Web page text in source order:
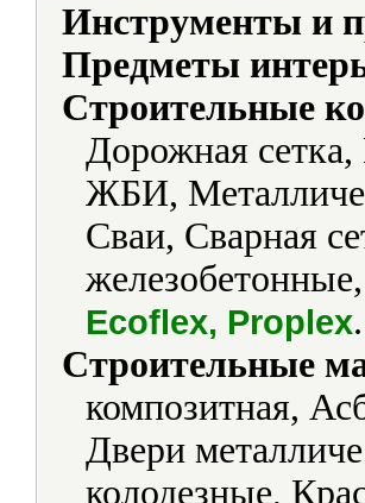
Инструменты и
Предметы
Строительные
Дорожная
ЖБИ,
Сваи, Сварная
Ecoflex, Proplex.
Строительные
композитная,
Двери
колодезные,